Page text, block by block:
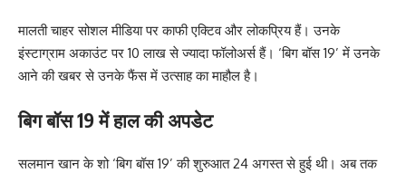
मालती चाहर सोशल मीडिया पर काफी एक्टिव और लोकप्रिय हैं। उनके
इंस्टाग्राम अकाउंट पर 10 लाख से ज्यादा फॉलोअर्स हैं। ‘बिग बॉस 19’ में उनके
आने की खबर से उनके फैंस में उत्साह का माहौल है।
बिग बॉस 19 में हाल की अपडेट
सलमान खान के शो ‘बिग बॉस 19’ की शुरुआत 24 अगस्त से हुई थी। अब तक